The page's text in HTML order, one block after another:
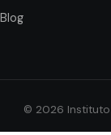
Blog
© 2026